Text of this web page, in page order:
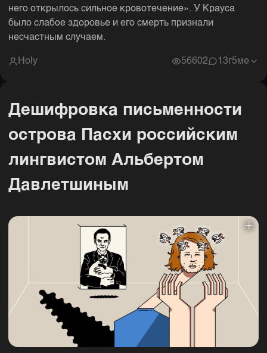
него открылось сильное кровотечение». У Крауса
было слабое здоровье и его смерть признали
несчастным случаем.
Holy 56602 1 3г5ме
Дешифровка письменности
острова Пасхи российским
лингвистом Альбертом
Давлетшиным